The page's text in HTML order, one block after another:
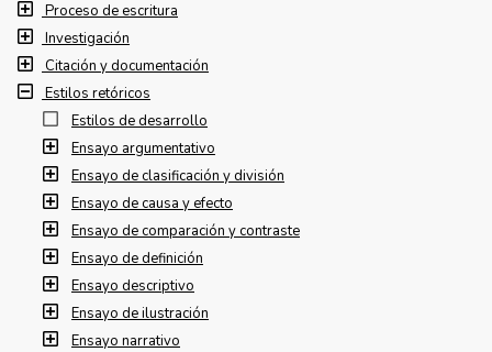
Proceso de escritura
Investigación
Citación y documentación
Estilos retóricos
Estilos de desarrollo
Ensayo argumentativo
Ensayo de clasificación y división
Ensayo de causa y efecto
Ensayo de comparación y contraste
Ensayo de definición
Ensayo descriptivo
Ensayo de ilustración
Ensayo narrativo